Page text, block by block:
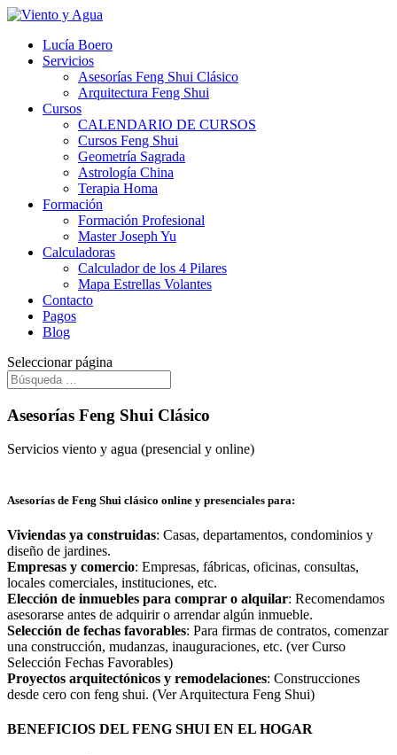
Lucía Boero
Servicios
Asesorías Feng Shui Clásico
Arquitectura Feng Shui
Cursos
CALENDARIO DE CURSOS
Cursos Feng Shui
Geometría Sagrada
Astrología China
Terapia Homa
Formación
Formación Profesional
Master Joseph Yu
Calculadoras
Calculador de los 4 Pilares
Mapa Estrellas Volantes
Contacto
Pagos
Blog
Seleccionar página
Asesorías Feng Shui Clásico
Servicios viento y agua (presencial y online)
Asesorías de Feng Shui clásico online y presenciales para:
Viviendas ya construidas: Casas, departamentos, condominios y
diseño de jardines.
Empresas y comercio: Empresas, fábricas, oficinas, consultas,
locales comerciales, instituciones, etc.
Elección de inmuebles para comprar o alquilar: Recomendamos
asesorarse antes de adquirir o arrendar algún inmueble.
Selección de fechas favorables: Para firmas de contratos, comenzar
una construcción, mudanzas, inauguraciones, etc. (ver Curso
Selección Fechas Favorables)
Proyectos arquitectónicos y remodelaciones: Construcciones
desde cero con feng shui. (Ver Arquitectura Feng Shui)
BENEFICIOS DEL FENG SHUI EN EL HOGAR